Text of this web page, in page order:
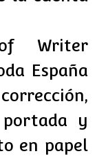
Writer
España
portada y
en papel